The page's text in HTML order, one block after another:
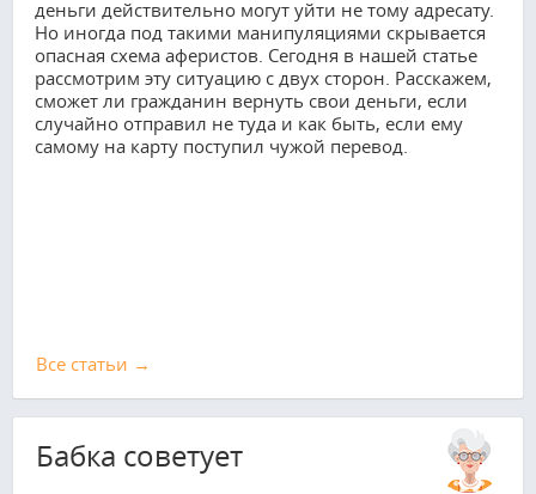
деньги действительно могут уйти не тому адресату.
Но иногда под такими манипуляциями скрывается
опасная схема аферистов. Сегодня в нашей статье
рассмотрим эту ситуацию с двух сторон. Расскажем,
сможет ли гражданин вернуть свои деньги, если
случайно отправил не туда и как быть, если ему
самому на карту поступил чужой перевод.
Все cтатьи →
Бабка советует